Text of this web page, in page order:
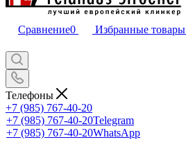
Сравнение0 Избранные товары
Телефоны
+7 (985) 767-40-20
+7 (985) 767-40-20Telegram
+7 (985) 767-40-20WhatsApp